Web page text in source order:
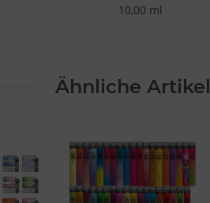
10,00 ml
Ähnliche Artikel